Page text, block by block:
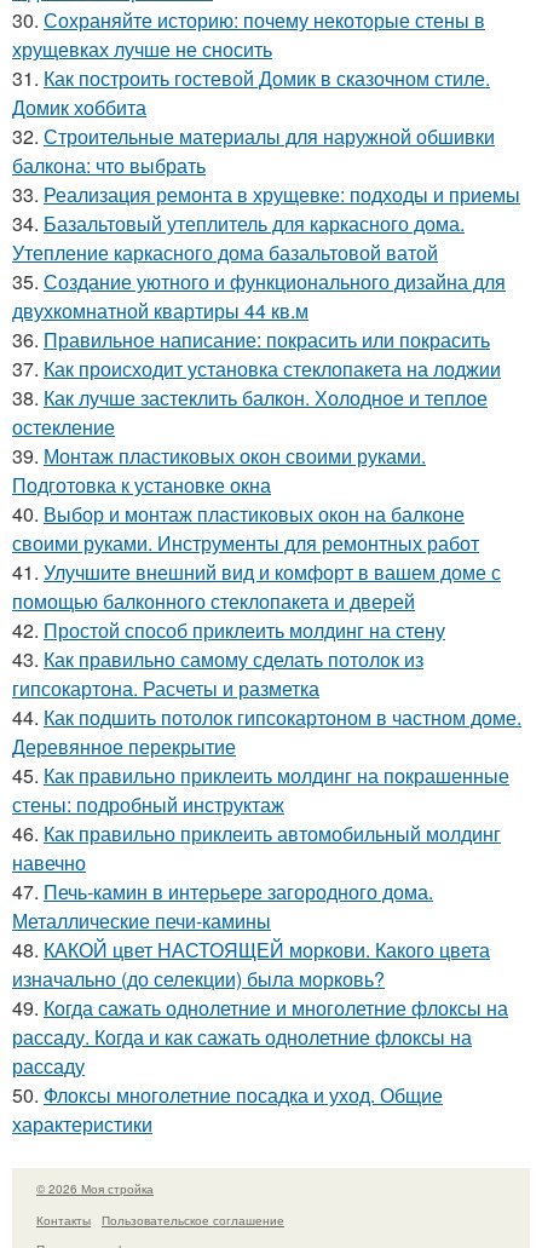
30. Сохраняйте историю: почему некоторые стены в
хрущевках лучше не сносить
31. Как построить гостевой Домик в сказочном стиле.
Домик хоббита
32. Строительные материалы для наружной обшивки
балкона: что выбрать
33. Реализация ремонта в хрущевке: подходы и приемы
34. Базальтовый утеплитель для каркасного дома.
Утепление каркасного дома базальтовой ватой
35. Создание уютного и функционального дизайна для
двухкомнатной квартиры 44 кв.м
36. Правильное написание: покрасить или покрасить
37. Как происходит установка стеклопакета на лоджии
38. Как лучше застеклить балкон. Холодное и теплое
остекление
39. Монтаж пластиковых окон своими руками.
Подготовка к установке окна
40. Выбор и монтаж пластиковых окон на балконе
своими руками. Инструменты для ремонтных работ
41. Улучшите внешний вид и комфорт в вашем доме с
помощью балконного стеклопакета и дверей
42. Простой способ приклеить молдинг на стену
43. Как правильно самому сделать потолок из
гипсокартона. Расчеты и разметка
44. Как подшить потолок гипсокартоном в частном доме.
Деревянное перекрытие
45. Как правильно приклеить молдинг на покрашенные
стены: подробный инструктаж
46. Как правильно приклеить автомобильный молдинг
навечно
47. Печь-камин в интерьере загородного дома.
Металлические печи-камины
48. КАКОЙ цвет НАСТОЯЩЕЙ моркови. Какого цвета
изначально (до селекции) была морковь?
49. Когда сажать однолетние и многолетние флоксы на
рассаду. Когда и как сажать однолетние флоксы на
рассаду
50. Флоксы многолетние посадка и уход. Общие
характеристики
© 2026 Моя стройка
Контакты
Пользовательское соглашение